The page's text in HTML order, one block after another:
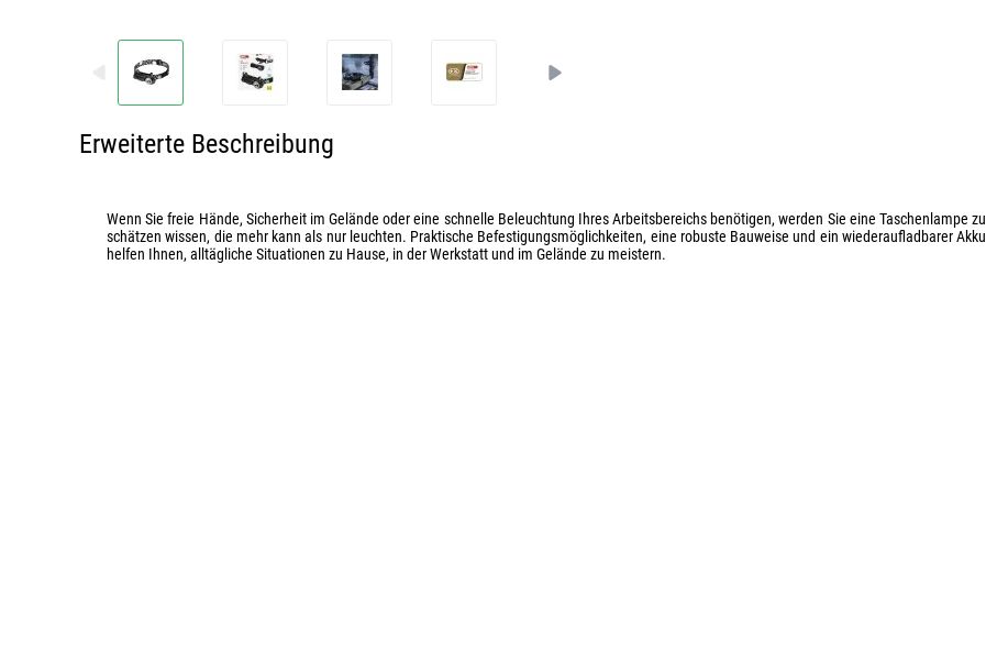
Erweiterte Beschreibung
Wenn Sie freie Hände, Sicherheit im Gelände oder eine schnelle Beleuchtung Ihres Arbeitsbereichs benötigen, werden Sie eine Taschenlampe zu
schätzen wissen, die mehr kann als nur leuchten. Praktische Befestigungsmöglichkeiten, eine robuste Bauweise und ein wiederaufladbarer Akku
helfen Ihnen, alltägliche Situationen zu Hause, in der Werkstatt und im Gelände zu meistern.